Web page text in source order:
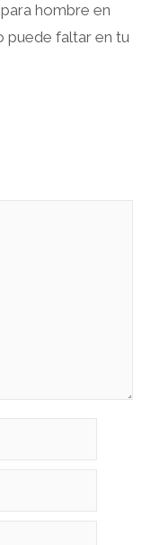
hombre en
puede faltar en tu